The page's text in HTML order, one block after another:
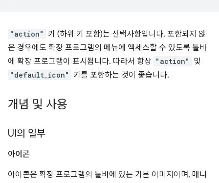
"action"
키 (하위 키 포함)는 선택사항입니다. 포함되지 않
은 경우에도 확장 프로그램의 메뉴에 액세스할 수 있도록 툴바
에 확장 프로그램이 표시됩니다. 따라서 항상 "action" 및
"default_icon" 키를 포함하는 것이 좋습니다.
개념 및 사용
UI의 일부
아이콘
아이콘은 확장 프로그램의 툴바에 있는 기본 이미지이며, 매니